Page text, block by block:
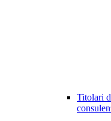
Titolari